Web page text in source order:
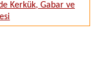
Kerkük, Gabar ve